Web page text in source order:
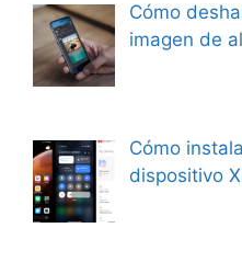
Cómo
imagen de
Cómo
dispositivo